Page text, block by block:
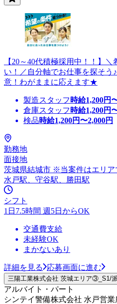
【20～40代積極採用中！！】
い！／自分軸でお仕事を探そう
意！わがままに応えます★
製造スタッフ 時給1,200円
倉庫スタッフ 時給1,200円
検品時給1,200円〜2,000円
勤務地
面接地
茨城県結城市 ※当案件はエリア
水戸駅、守谷駅、勝田駅
シフト
1日7.5時間 週5日からOK
交通費支給
未経験OK
まかないあり
詳細を見る 応募画面に進む
三陽工業株式会社 茨城エリア③_S1/
アルバイト・パート
シンテイ警備株式会社 水戸営業